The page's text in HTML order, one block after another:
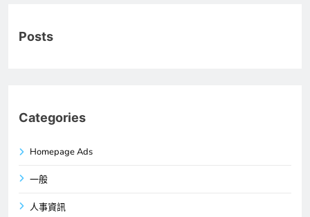
Posts
Categories
Homepage Ads
一般
人事資訊